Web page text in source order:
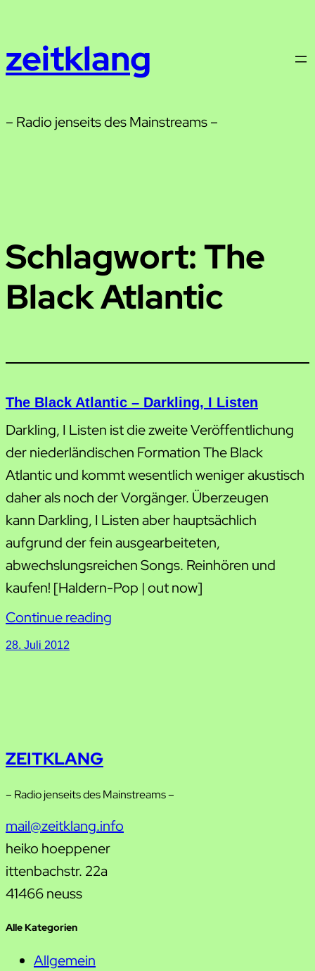
springen
zeitklang
– Radio jenseits des Mainstreams –
Schlagwort:The
Black Atlantic
The Black Atlantic – Darkling, I Listen
Darkling, I Listen ist die zweite Veröffentlichung
der niederländischen Formation The Black
Atlantic und kommt wesentlich weniger akustisch
daher als noch der Vorgänger. Überzeugen
kann Darkling, I Listen aber hauptsächlich
aufgrund der fein ausgearbeiteten,
abwechslungsreichen Songs. Reinhören und
kaufen! [Haldern-Pop | out now]
Continue reading
28. Juli 2012
ZEITKLANG
– Radio jenseits des Mainstreams –
mail@zeitklang.info
heiko hoeppener
ittenbachstr. 22a
41466 neuss
Alle Kategorien
Allgemein